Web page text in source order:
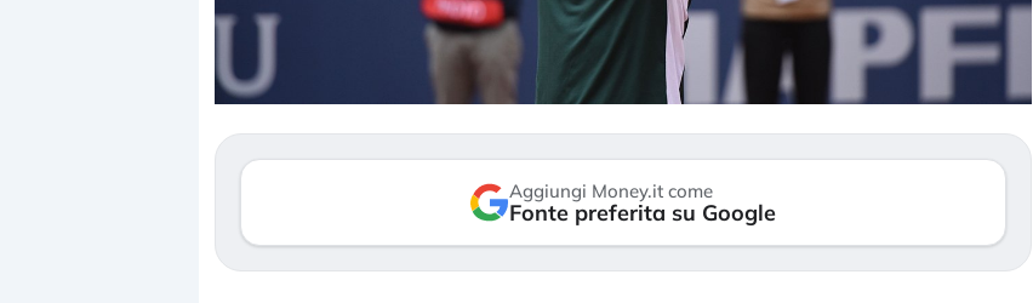
Aggiungi Money.it come
Fonte preferita su Google
Dalle valutazioni estreme alla
correzione. Cosa sta guidando il
repricing degli asset?
mostrando segni di stanchezza
verso le (…)
«La mia vita è rovinata». Investitori
in preda al panico dopo lo scoppio
della bolla AI
Kospi, mentre gli investitori retail (…)
30 luglio 2026